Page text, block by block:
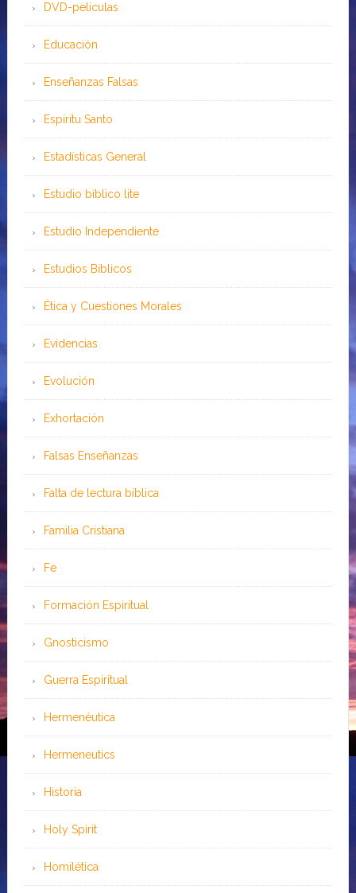
DVD-peliculas
Educación
Enseñanzas Falsas
Espíritu Santo
Estadísticas General
Estudio bíblico lite
Estudio Independiente
Estudios Bíblicos
Ética y Cuestiones Morales
Evidencias
Evolución
Exhortación
Falsas Enseñanzas
Falta de lectura bíblica
Familia Cristiana
Fe
Formación Espiritual
Gnosticismo
Guerra Espiritual
Hermenéutica
Hermeneutics
Historia
Holy Spirit
Homilética